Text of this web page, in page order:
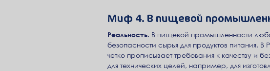
Миф 4. В пищевой
Реальность. В пищевой промышленности
безопасности сырья для продуктов питания.
четко прописывает требования к качеству и
для технических целей, например, для